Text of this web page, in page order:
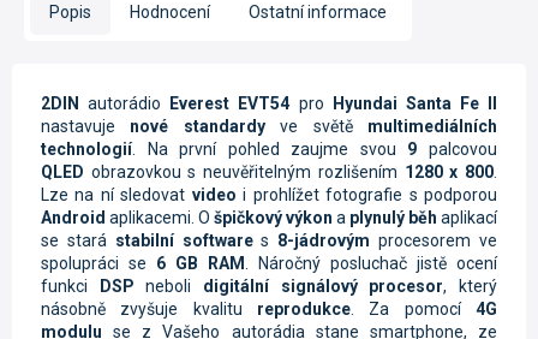
Popis Hodnocení Ostatní informace
2DIN autorádio Everest EVT54 pro
Hyundai Santa Fe II
nastavuje nové standardyve světě multimediálních
technologií. Na první pohled zaujme svou 9 palcovou
QLED obrazovkou s neuvěřitelným rozlišením 1280 x 800
Lze na ní sledovat video i prohlížet fotografie s podporou
Android aplikacemi. O špičkový výkon a plynulý běh aplikací
se stará stabilní softwares 8-jádrovým procesorem ve
spolupráci se 6 GB RAM
. Náročný posluchač jistě ocení
funkci
DSP neboli digitální signálový procesor, který
násobně zvyšuje kvalitu reprodukce . Za pomocí 4G
modulu se z Vašeho autorádia stane smartphone, ze